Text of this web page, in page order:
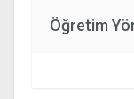
Öğretim